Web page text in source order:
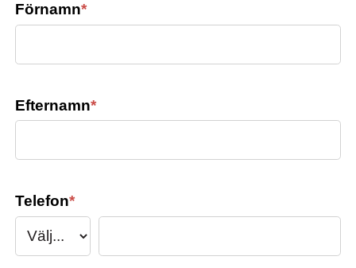
Förnamn*
Efternamn*
Telefon*